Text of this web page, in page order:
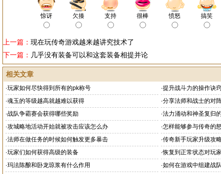
惊讶 欠揍 支持 很棒 愤怒 搞笑
上一篇： 现在玩传奇游戏越来越讲究技术了
下一篇： 几乎没有装备可以和这套装备相提并论
相关文章
·玩家如何尽快得到所有的pk称号 ·提升战斗力的操作诀
·魂玉的等级越高就越难以获得 ·分享法师和战士的对
·战队争霸赛会获得哪些奖励 ·法力涌动和神圣复归
·攻城略地活动开始就被攻击应该怎么办 ·怎样能够参与传奇的
·法师在做任务的时候如何触发更多暴击 ·传奇新手玩家升级攻
·玩家们如何获得高级的装备 ·恢复到正常状态对玩
·玛法陈酿和卧龙琼浆有什么作用 ·如何在游戏中组建战